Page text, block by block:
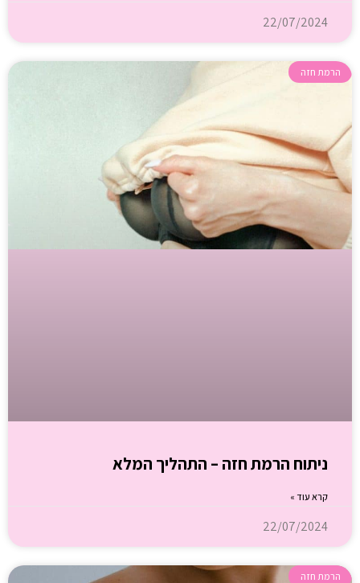
22/07/2024
הרמת חזה
ניתוח הרמת חזה – התהליך המלא
קרא עוד »
22/07/2024
הרמת חזה